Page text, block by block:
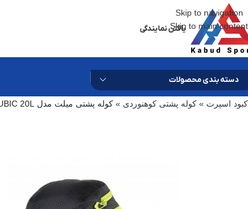
Skip to navigation
Skip to main contentیافتن نمایندگی
دسته بندی محصولات
کبود اسپرت » کوله پشتی کوهنوردی » کوله پشتی میلت مدل millet UBIC 20L